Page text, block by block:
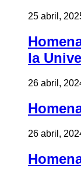
25 abril,
la
26 abril,
26 abril,